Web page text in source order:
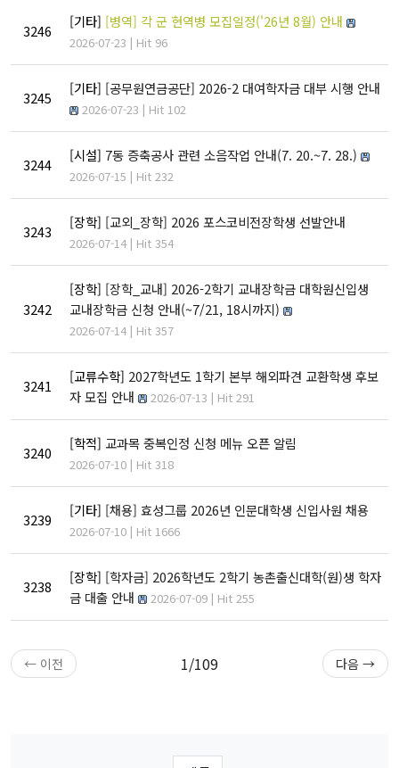
3246
[기타] [병역] 각 군 현역병 모집일정('26년 8월) 안내
2026-07-23 | Hit 96
3245
[기타] [공무원연금공단] 2026-2 대여학자금 대부 시행 안내
2026-07-23 | Hit 102
3244
[시설] 7동 증축공사 관련 소음작업 안내(7. 20.~7. 28.)
2026-07-15 | Hit 232
3243
[장학] [교외_장학] 2026 포스코비전장학생 선발안내
2026-07-14 | Hit 354
3242
[장학] [장학_교내] 2026-2학기 교내장학금 대학원신입생
교내장학금 신청 안내(~7/21, 18시까지)
2026-07-14 | Hit 357
3241
[교류수학] 2027학년도 1학기 본부 해외파견 교환학생 후보
자 모집 안내
2026-07-13 | Hit 291
3240
[학적] 교과목 중복인정 신청 메뉴 오픈 알림
2026-07-10 | Hit 318
3239
[기타] [채용] 효성그룹 2026년 인문대학생 신입사원 채용
2026-07-10 | Hit 1666
3238
[장학] [학자금] 2026학년도 2학기 농촌출신대학(원)생 학자
금 대출 안내
2026-07-09 | Hit 255
← 이전 1/109 다음 →
인문대 소식
공지사항
인문대학 소식지
학생회 소식
학술
학술자료실
소개
학생을 위한 AI 정보
발전기금
발전기금 안내
기부하기